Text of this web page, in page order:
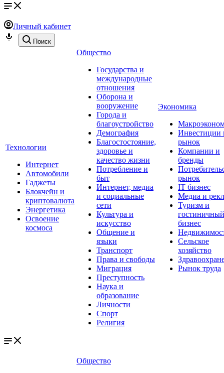
Личный кабинет
Поиск
Технологии
Интернет
Автомобили
Гаджеты
Блокчейн и
криптовалюта
Энергетика
Освоение
космоса
Общество
Государства и
международные
отношения
Оборона и
вооружение
Города и
благоустройство
Демография
Благостостояние,
здоровье и
качество жизни
Потребление и
быт
Интернет, медиа
и социальные
сети
Культура и
искусство
Общение и
языки
Транспорт
Права и свободы
Миграция
Преступность
Наука и
образование
Личности
Спорт
Религия
Экономика
Инвестиции
рынок
Компании и
бренды
рынок
IT бизнес
Медиа и
Туризм и
гостиничный
бизнес
Сельское
хозяйство
Рынок труда
Общество